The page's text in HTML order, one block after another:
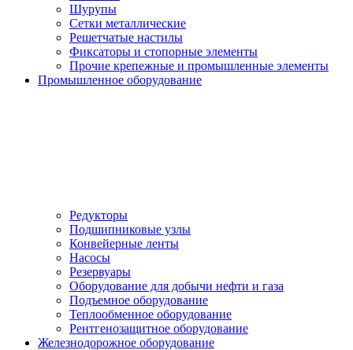
Шурупы
Сетки металлические
Решетчатые настилы
Фиксаторы и стопорные элементы
Прочие крепежные и промышленные элементы
Промышленное оборудование
Редукторы
Подшипниковые узлы
Конвейерные ленты
Насосы
Резервуары
Оборудование для добычи нефти и газа
Подъемное оборудование
Теплообменное оборудование
Рентгенозащитное оборудование
Железнодорожное оборудование